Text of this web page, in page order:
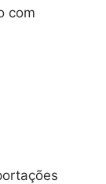
com